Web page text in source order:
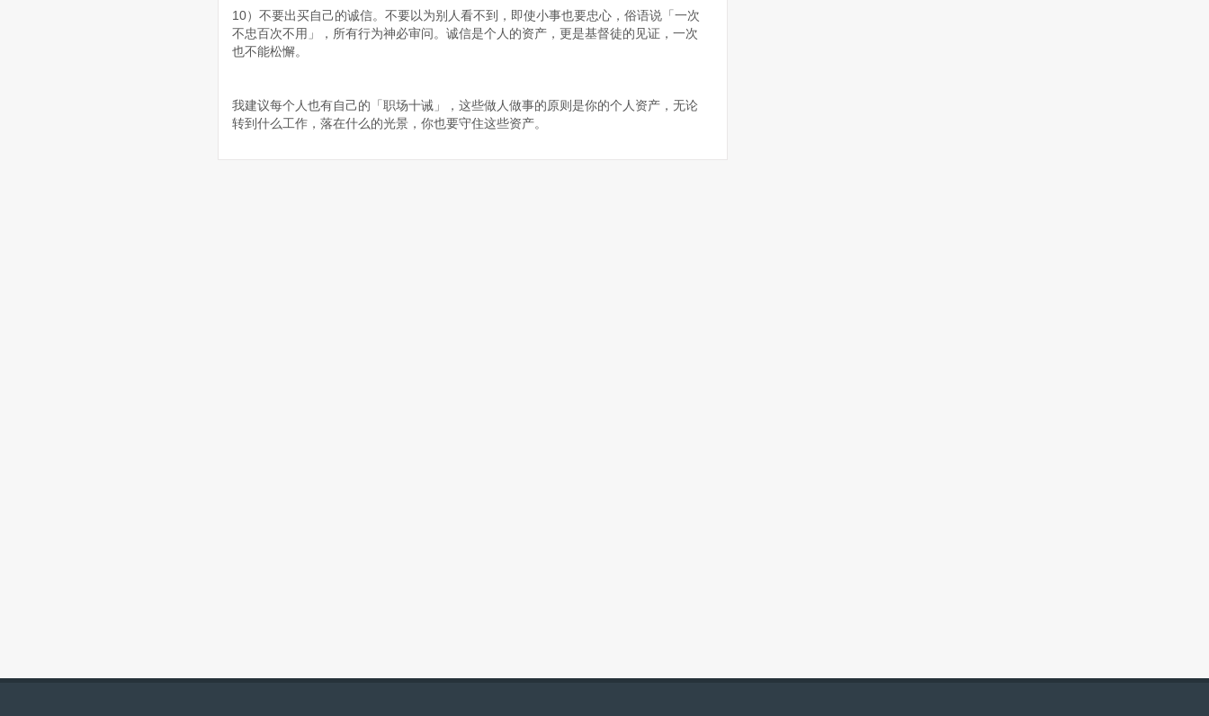
10）不要出买自己的诚信。不要以为别人看不到，即使小事也要忠心，俗语说「一次
不忠百次不用」，所有行为神必审问。诚信是个人的资产，更是基督徒的见证，一次
也不能松懈。
我建议每个人也有自己的「职场十诫」，这些做人做事的原则是你的个人资产，无论
转到什么工作，落在什么的光景，你也要守住这些资产。